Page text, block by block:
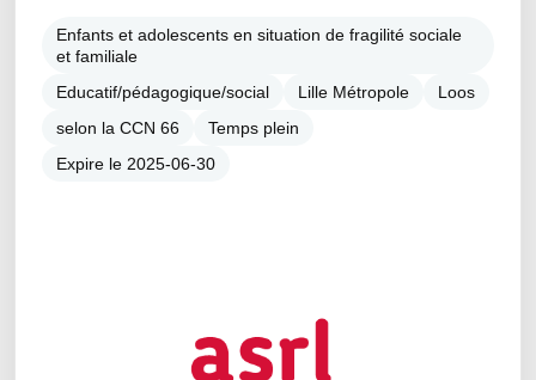
Enfants et adolescents en situation de fragilité sociale
et familiale
Educatif/pédagogique/social
Lille Métropole
Loos
selon la CCN 66
Temps plein
Expire le 2025-06-30